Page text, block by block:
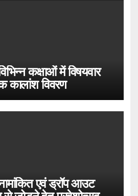
कक्षाओं में विषयवार
कालांश विवरण
एवं ड्रॉप आउट